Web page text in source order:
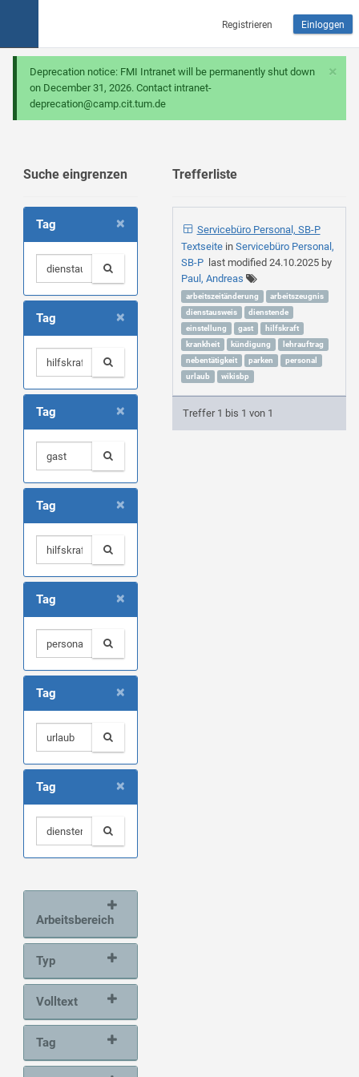
Registrieren Einloggen
×
Deprecation notice: FMI Intranet will be permanently shut down
on December 31, 2026. Contact intranet-
deprecation@camp.cit.tum.de
Suche eingrenzen
×
Tag
×
Tag
×
Tag
×
Tag
×
Tag
×
Tag
×
Tag
Arbeitsbereich
Typ
Volltext
Tag
Trefferliste
Servicebüro Personal, SB-P
Textseite in Servicebüro Personal,
SB-Plast modified 24.10.2025by
Paul, Andreas
arbeitszeitänderung
arbeitszeugnis
dienstausweis
dienstende
einstellung
gast
hilfskraft
krankheit
kündigung
lehrauftrag
nebentätigkeit
parken
personal
urlaub
wikisbp
Treffer 1 bis 1 von 1